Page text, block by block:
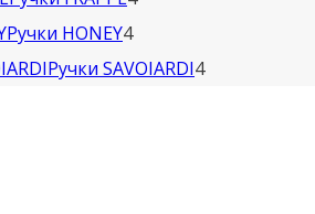
Ручки HONEY44
товара
Ручки SAVOIARDI44